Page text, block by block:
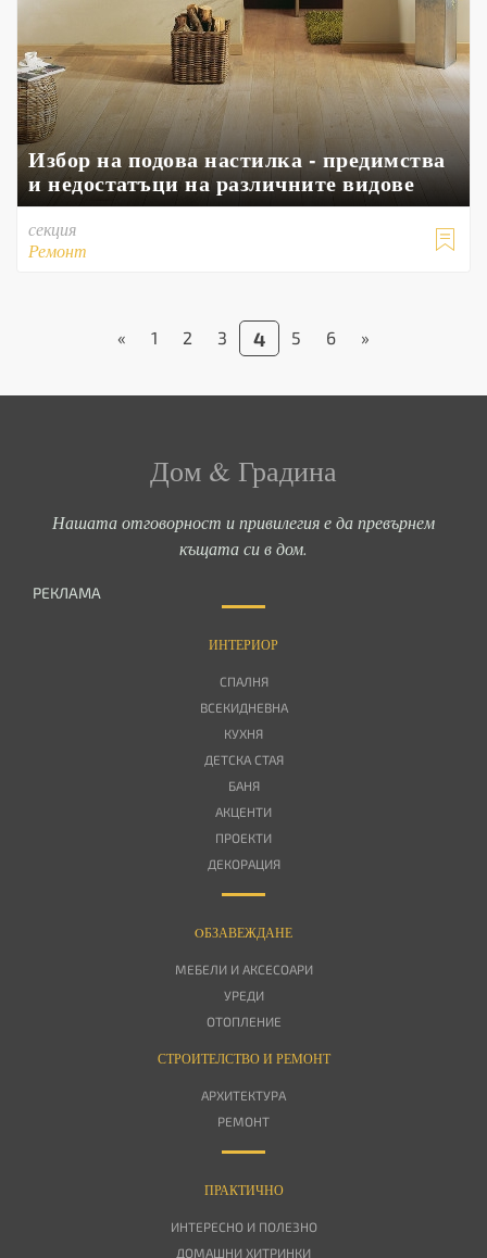
Избор на подова настилка - предимства
и недостатъци на различните видове

секция
Ремонт
« 1 2 3 4 5 6 »
Дом & Градина
Нашата отговорност и привилегия е да превърнем
къщата си в дом.
РЕКЛАМА
ИНТЕРИОР
СПАЛНЯ
ВСЕКИДНЕВНА
КУХНЯ
ДЕТСКА СТАЯ
БАНЯ
АКЦЕНТИ
ПРОЕКТИ
ДЕКОРАЦИЯ
OБЗАВЕЖДАНЕ
МЕБЕЛИ И АКСЕСОАРИ
УРЕДИ
ОТОПЛЕНИЕ
СТРОИТЕЛСТВО И РЕМОНТ
АРХИТЕКТУРА
РЕМОНТ
ПРАКТИЧНО
ИНТЕРЕСНО И ПОЛЕЗНО
ДОМАШНИ ХИТРИНКИ